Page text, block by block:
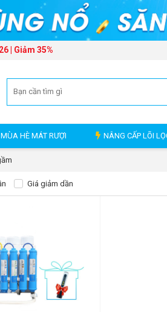
| Giảm 35%
MÙA HÈ MÁT RƯỢI NÂNG CẤP LÕI
Giá giảm dần